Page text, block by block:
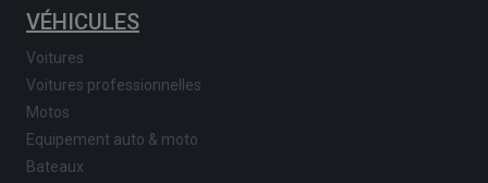
VÉHICULES
Voitures
Voitures professionnelles
Motos
Equipement auto & moto
Bateaux